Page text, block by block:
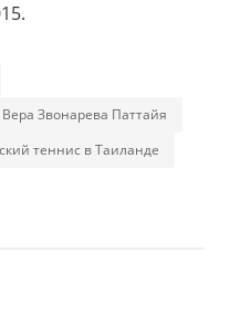
Вера Звонарева Паттайя
теннис в Таиланде